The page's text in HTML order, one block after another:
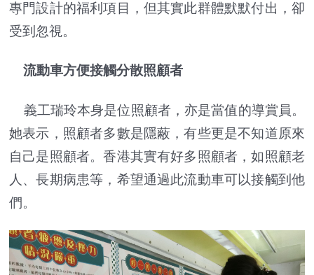
專門設計的福利項目，但其實此群體默默付出，卻
受到忽視。
流動車方便接觸分散照顧者
義工瑞玲本身是位照顧者，亦是當值的導賞員。
她表示，照顧者多數是隱蔽，有些更是不知道原來
自己是照顧者。香港其實有好多照顧者，如照顧老
人、長期病患等，希望通過此流動車可以接觸到他
們。